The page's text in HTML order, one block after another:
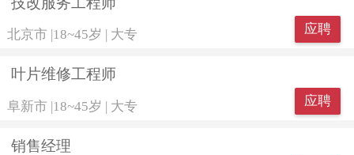
北京市 18~45岁 大专 应聘
叶片维修工程师
阜新市 |18~45岁 | 大专 应聘
销售经理